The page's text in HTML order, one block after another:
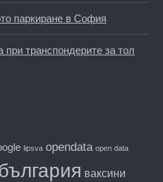
паркиране в София
при транспондерите за тол
lipsva opendata open data
ваксини